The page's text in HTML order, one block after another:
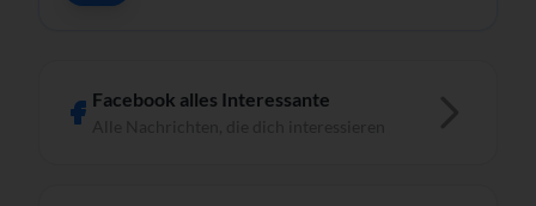
Facebook alles Interessante